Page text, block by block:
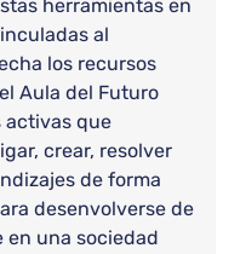
herramientas en
al
los recursos
Aula del Futuro
activas que
crear, resolver
de forma
desenvolverse de
en una sociedad